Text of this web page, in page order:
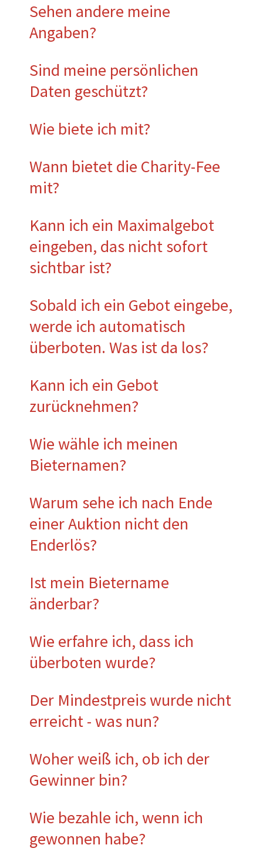
Sehen andere meine
Angaben?
Sind meine persönlichen
Daten geschützt?
Wie biete ich mit?
Wann bietet die Charity-Fee
mit?
Kann ich ein Maximalgebot
eingeben, das nicht sofort
sichtbar ist?
Sobald ich ein Gebot eingebe,
werde ich automatisch
überboten. Was ist da los?
Kann ich ein Gebot
zurücknehmen?
Wie wähle ich meinen
Bieternamen?
Warum sehe ich nach Ende
einer Auktion nicht den
Enderlös?
Ist mein Bietername
änderbar?
Wie erfahre ich, dass ich
überboten wurde?
Der Mindestpreis wurde nicht
erreicht - was nun?
Woher weiß ich, ob ich der
Gewinner bin?
Wie bezahle ich, wenn ich
gewonnen habe?